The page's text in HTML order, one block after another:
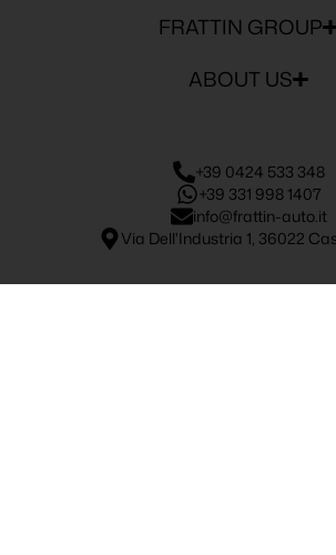
FRATTIN GROUP
ABOUT US
+39 0424 533 348
+39 331 998 1407
info@frattin-auto.it
Via Dell'Industria 1, 36022